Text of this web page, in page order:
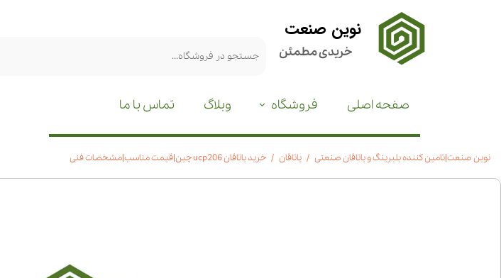
نوین صنعت
خریدی مطمئن
صفحه اصلی فروشگاه وبلاگ تماس با ما
نوین صنعت|تامین کننده بلبرینگ و یاتاقان صنعتی یاتاقان خرید یاتاقان ucp206 چین|قیمت مناسب|مشخصات فنی